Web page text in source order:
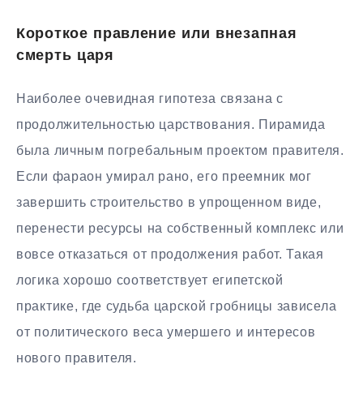
Короткое правление или внезапная
смерть царя
Наиболее очевидная гипотеза связана с
продолжительностью царствования. Пирамида
была личным погребальным проектом правителя.
Если фараон умирал рано, его преемник мог
завершить строительство в упрощенном виде,
перенести ресурсы на собственный комплекс или
вовсе отказаться от продолжения работ. Такая
логика хорошо соответствует египетской
практике, где судьба царской гробницы зависела
от политического веса умершего и интересов
нового правителя.